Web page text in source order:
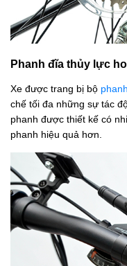
Phanh đĩa thủy lực
Xe được trang bị bộ
chế tối đa những sự tác
phanh được thiết kế có
phanh hiệu quả hơn.